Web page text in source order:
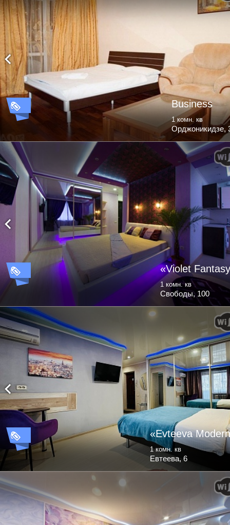
Business
1 комн. кв
Орджоникидзе,
«Violet
1 комн. кв
Свободы, 100
«Evteeva
1 комн. кв
Евтеева, 6